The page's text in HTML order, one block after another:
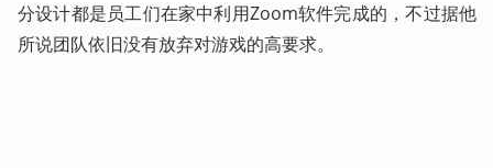
分设计都是员工们在家中利用Zoom软件完成的，不过据他
所说团队依旧没有放弃对游戏的高要求。